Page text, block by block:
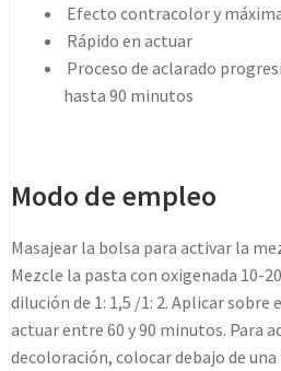
Efecto contracolor y
Rápido en actuar
Proceso de aclarado
hasta 90 minutos
Modo de empleo
Masajear la bolsa para activar la
Mezcle la pasta con oxigenada 10-
dilución de 1: 1,5 /1: 2. Aplicar sobre
actuar entre 60 y 90 minutos. Para
decoloración, colocar debajo de